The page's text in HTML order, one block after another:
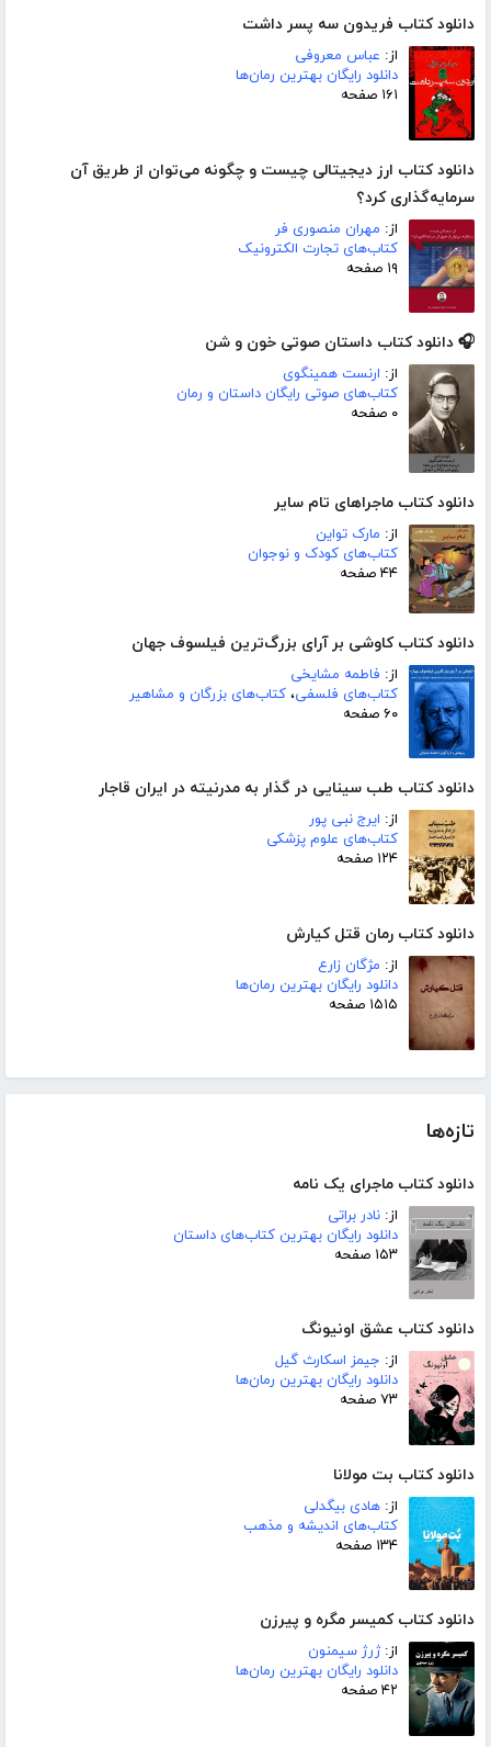
دانلود کتاب فریدون سه پسر داشت
از: عباس معروفی
دانلود رایگان بهترین رمان‌ها
۱۶۱ صفحه
دانلود کتاب ارز دیجیتالی چیست و چگونه می‌توان از طریق آن
سرمایه‌گذاری کرد؟
از: مهران منصوری فر
کتاب‌های تجارت الکترونیک
۱۹ صفحه
🎧 دانلود کتاب داستان صوتی خون و شن
از: ارنست همینگوی
کتاب‌های صوتی رایگان داستان و رمان
۰ صفحه
دانلود کتاب ماجراهای تام سایر
از: مارک تواین
کتاب‌های کودک و نوجوان
۴۴ صفحه
دانلود کتاب کاوشی بر آرای بزرگ‌ترین فیلسوف جهان
از: فاطمه مشایخی
کتاب‌های فلسفی، کتاب‌های بزرگان و مشاهیر
۶۰ صفحه
دانلود کتاب طب سینایی در گذار به مدرنیته در ایران قاجار
از: ایرج نبی پور
کتاب‌های علوم پزشکی
۱۲۴ صفحه
دانلود کتاب رمان قتل کیارش
از: مژگان زارع
دانلود رایگان بهترین رمان‌ها
۱۵۱۵ صفحه
تازه‌ها
دانلود کتاب ماجرای یک نامه
از: نادر براتی
دانلود رایگان بهترین کتاب‌های داستان
۱۵۳ صفحه
دانلود کتاب عشق اونیونگ
از: جیمز اسکارث گیل
دانلود رایگان بهترین رمان‌ها
۷۳ صفحه
دانلود کتاب بت مولانا
از: هادی بیگدلی
کتاب‌های اندیشه و مذهب
۱۳۴ صفحه
دانلود کتاب کمیسر مگره و پیرزن
از:ژرژ سیمنون
دانلود رایگان بهترین رمان‌ها
۴۲ صفحه